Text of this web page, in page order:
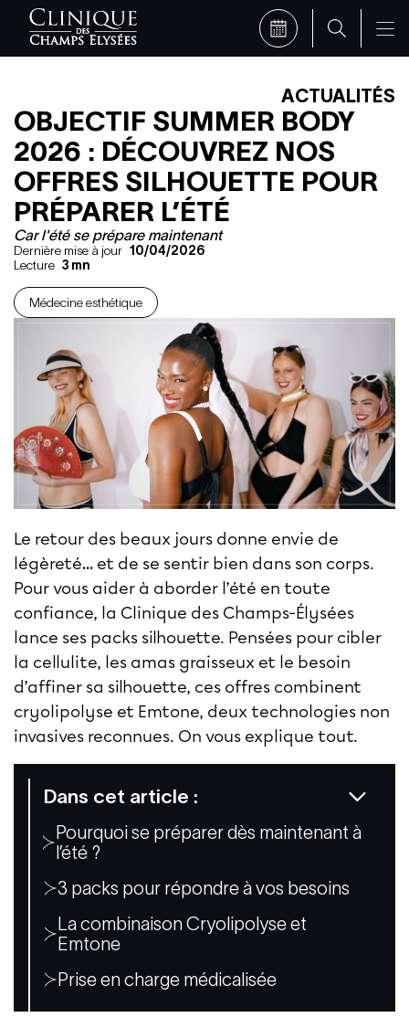
ACTUALITÉS
OBJECTIF SUMMER BODY
2026 : DÉCOUVREZ NOS
OFFRES SILHOUETTE POUR
PRÉPARER L’ÉTÉ
Car l'été se prépare maintenant
Dernière mise à jour 10/04/2026
Lecture 3 mn
Médecine esthétique
Le retour des beaux jours donne envie de
légèreté… et de se sentir bien dans son corps.
Pour vous aider à aborder l’été en toute
confiance, la Clinique des Champs-Élysées
lance ses packs silhouette. Pensées pour cibler
la cellulite, les amas graisseux et le besoin
d’affiner sa silhouette, ces offres combinent
cryolipolyse et Emtone, deux technologies non
invasives reconnues. On vous explique tout.
Dans cet article :
Pourquoi se préparer dès maintenant à
l’été ?
3 packs pour répondre à vos besoins
La combinaison Cryolipolyse et
Emtone
Prise en charge médicalisée